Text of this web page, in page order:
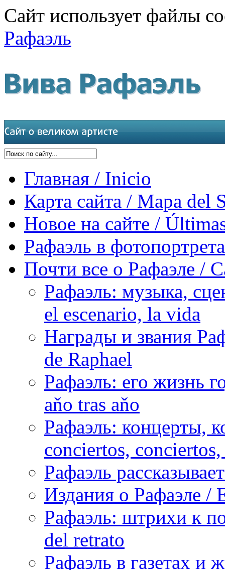
Сайт использует файлы
Рафаэль
Главная / Inicio
Карта сайта / Mapa del
Новое на сайте /
Рафаэль в
Почти все о Рафаэле /
Рафаэль: музыка,
el escenario, la vida
Награды и звания
de Raphael
Рафаэль: его жизнь
aňo tras aňo
Рафаэль: концерты,
conciertos,
Рафаэль
Издания о Рафаэле /
Рафаэль: штрихи к
del retrato
Рафаэль в газетах и